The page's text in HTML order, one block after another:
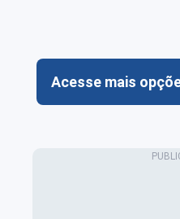
Acesse mais